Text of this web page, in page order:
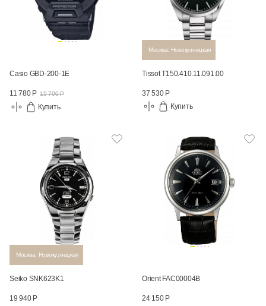
Casio GBD-200-1E
11 780 Р 15 700 Р
Купить
Москва: Новокузнецкая
Tissot T150.410.11.091.00
37 530 Р
Купить
Москва: Новокузнецкая
Seiko SNK623K1
19 940 Р
Orient FAC00004B
24 150 Р